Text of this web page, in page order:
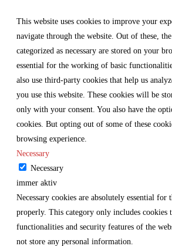
This website uses cookies to improve your
navigate through the website. Out of these,
categorized as necessary are stored on your
essential for the working of basic
also use third-party cookies that help us
you use this website. These cookies will be
only with your consent. You also have the
cookies. But opting out of some of these
browsing experience.
Necessary
Necessary
immer aktiv
Necessary cookies are absolutely essential for
properly. This category only includes cookies
functionalities and security features of the
not store any personal information.